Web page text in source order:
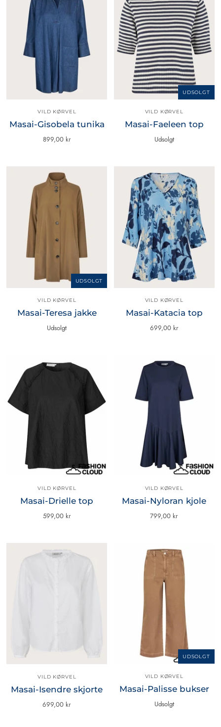
VILD KØRVEL
Masai-Gisobela tunika
899,00 kr
UDSOLGT
VILD KØRVEL
Masai-Faeleen top
Udsolgt
UDSOLGT
VILD KØRVEL
Masai-Teresa jakke
Udsolgt
VILD KØRVEL
Masai-Katacia top
699,00 kr
VILD KØRVEL
Masai-Drielle top
599,00 kr
VILD KØRVEL
Masai-Nyloran kjole
799,00 kr
VILD KØRVEL
Masai-Isendre skjorte
699,00 kr
UDSOLGT
VILD KØRVEL
Masai-Palisse bukser
Udsolgt